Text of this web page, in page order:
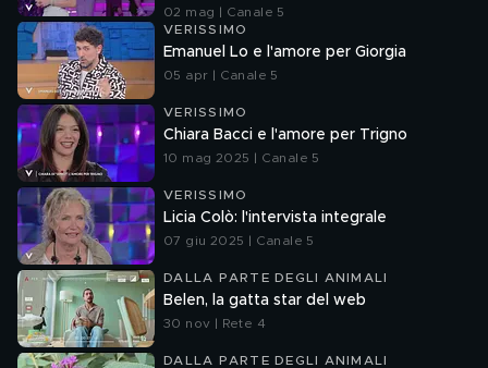
02 mag | Canale 5
VERISSIMO
Emanuel Lo e l'amore per Giorgia
05 apr | Canale 5
VERISSIMO
Chiara Bacci e l'amore per Trigno
10 mag 2025 | Canale 5
VERISSIMO
Licia Colò: l'intervista integrale
07 giu 2025 | Canale 5
DALLA PARTE DEGLI ANIMALI
Belen, la gatta star del web
30 nov | Rete 4
DALLA PARTE DEGLI ANIMALI